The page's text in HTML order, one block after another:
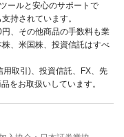
ールと安心のサポートで
持されています。
、その他商品の手数料も業
、米国株、投資信託はすべ
用取引)、投資信託、FX、先
をお取扱いしています。